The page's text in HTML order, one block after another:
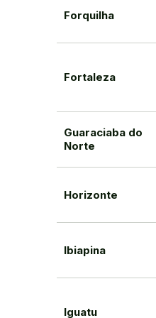
Forquilha
Fortaleza
Guaraciaba do
Norte
Horizonte
Ibiapina
Iguatu